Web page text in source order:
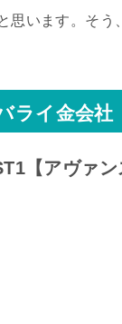
思います。そう
ライ金会社
【アヴァ